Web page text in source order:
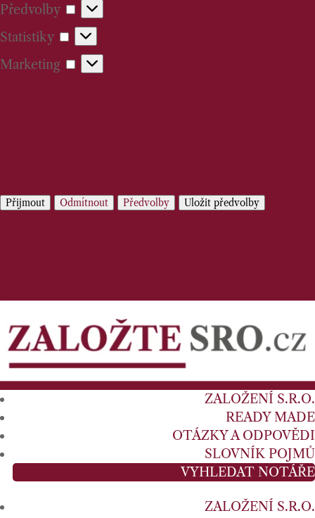
Předvolby
Předvolby
Statistiky
Statistiky
Marketing
Marketing
Přijmout Odmítnout Předvolby Uložit předvolby
ZALOŽENÍ S.R.O.
READY MADE
OTÁZKY A ODPOVĚDI
SLOVNÍK POJMŮ
VYHLEDAT NOTÁŘE
ZALOŽENÍ S.R.O.